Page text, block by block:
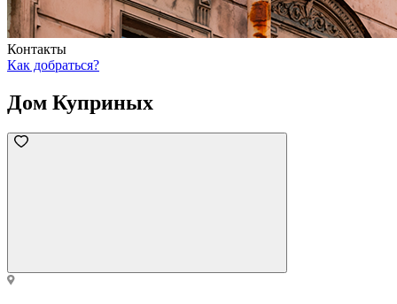
Контакты
Как добраться?
Дом Куприных